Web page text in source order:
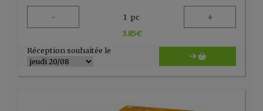
- 1 pc +
3.85€
Réception souhaitée le